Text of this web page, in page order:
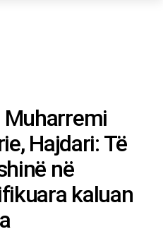
Muharremi
Hajdari: Të
në
kaluan